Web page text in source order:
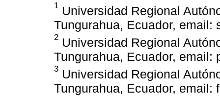
1 Universidad Regional
Tungurahua, Ecuador, email:
2 Universidad Regional
Tungurahua, Ecuador, email:
3 Universidad Regional
Tungurahua, Ecuador, email: